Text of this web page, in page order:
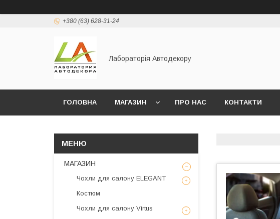
+380 (63) 628-31-24
Лабораторія Автодекору
ГОЛОВНА МАГАЗИН ПРО НАС КОНТАКТИ
МАГАЗИН
Чохли для салону ELEGANT
Костюм
Чохли для салону Virtus